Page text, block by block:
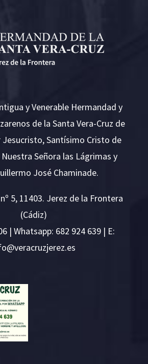
y Venerable Hermandad y
de la Santa Vera-Cruz de
Jesucristo, Santísimo Cristo de
Nuestra Señora las Lágrimas y
José Chaminade.
5, 11403. Jerez de la Frontera
(Cádiz)
| Whatsapp: 682 924 639 | E:
se.ze
rejzu
rcare